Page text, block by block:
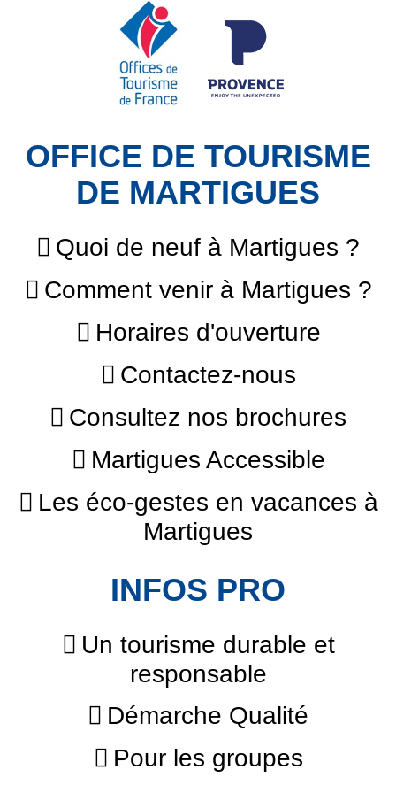
OFFICE DE TOURISME
DE MARTIGUES
Quoi de neuf à Martigues ?
Comment venir à Martigues ?
Horaires d'ouverture
Contactez-nous
Consultez nos brochures
Martigues Accessible
Les éco-gestes en vacances à
Martigues
INFOS PRO
Un tourisme durable et
responsable
Démarche Qualité
Pour les groupes